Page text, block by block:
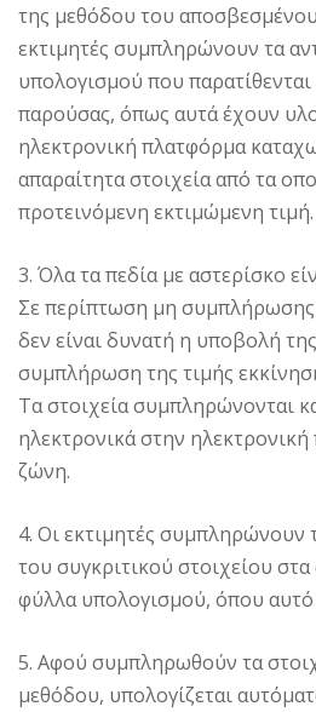
της μεθόδου του
εκτιμητές συμπληρώνουν τα
υπολογισμού που
παρούσας, όπως αυτά έχουν
ηλεκτρονική πλατφόρμα
απαραίτητα στοιχεία από τα
προτεινόμενη εκτιμώμενη τιμή.
3. Όλα τα πεδία με αστερίσκο
Σε περίπτωση μη
δεν είναι δυνατή η υποβολή
συμπλήρωση της τιμής
Τα στοιχεία συμπληρώνονται
ηλεκτρονικά στην
ζώνη.
4. Οι εκτιμητές συμπληρώνουν
του συγκριτικού στοιχείου
φύλλα υπολογισμού, όπου αυτό
5. Αφού συμπληρωθούν τα
μεθόδου, υπολογίζεται